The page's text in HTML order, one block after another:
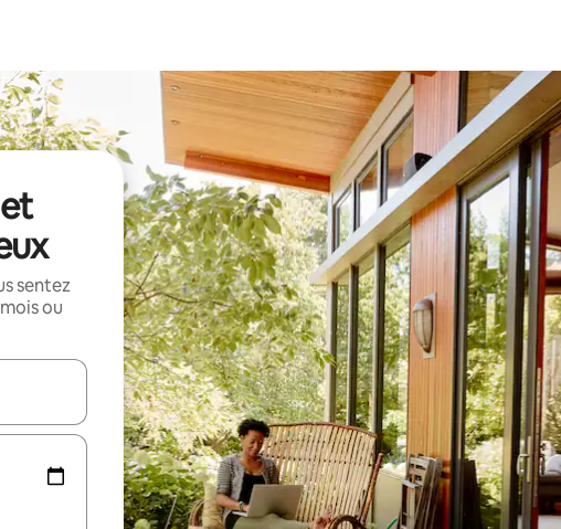
sentez
ou
flèches vers le haut et vers le bas pour les parcourir ou en appuyant et en